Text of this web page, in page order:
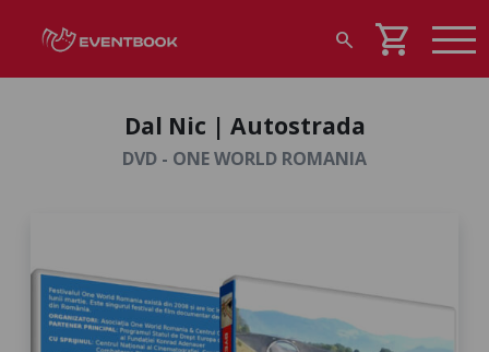
search shopping_cart
Dal Nic | Autostrada
DVD - ONE WORLD ROMANIA